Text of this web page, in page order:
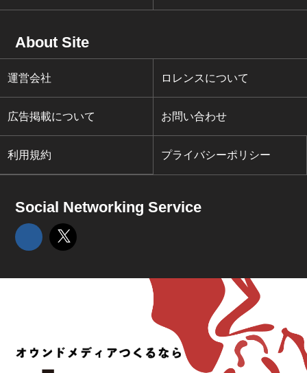
About Site
運営会社 ロレンスについて
広告掲載について お問い合わせ
利用規約 プライバシーポリシー
Social Networking Service